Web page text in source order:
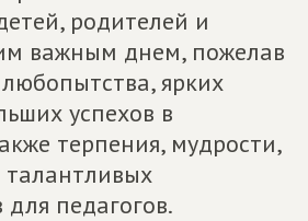
родителей и
важным днем, пожелав
ярких
успехов в
терпения, мудрости,
педагогов.